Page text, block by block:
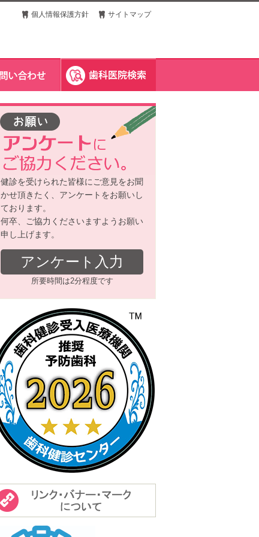
個人情報保護方針 サイトマップ
健診を受けられた皆様にご意見をお聞
かせ頂きたく、アンケートをお願いし
ております。
何卒、ご協力くださいますようお願い
申し上げます。
アンケート入力
所要時間は2分程度です